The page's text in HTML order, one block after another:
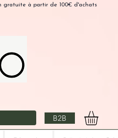
gratuite à partir de 100€ d'achats
B2B